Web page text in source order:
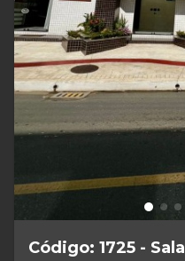
Código: 1725 - Sala